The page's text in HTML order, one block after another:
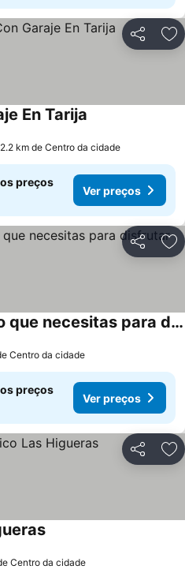
Partilhar
En Tarija
km de Centro da cidade
preços
Ver preços
Partilhar
Studio Mirador, todo lo que necesitas para disfrutar
Centro da cidade
preços
Ver preços
Partilhar
Ver preços
Centro da cidade